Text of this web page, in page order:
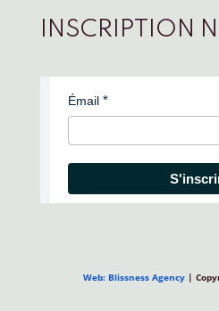
INSCRIPTION
Émail
Web: Blissness Agency|